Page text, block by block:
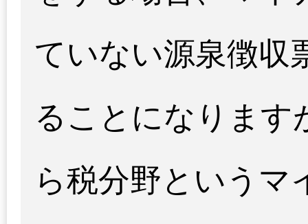
ていない源泉徴収
ることになります
ら税分野というマ